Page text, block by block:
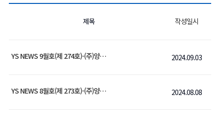
제목 작성일시
YS NEWS 9월호(제 274호)-(주)양수금속 2024.09.03
YS NEWS 8월호(제 273호)-(주)양수금속 2024.08.08